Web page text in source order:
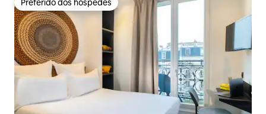
Preferido dos hóspedes
Preferido dos hóspedes